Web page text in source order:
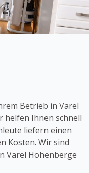
Betrieb in Varel
helfen Ihnen schnell
liefern einen
Kosten. Wir sind
Varel Hohenberge